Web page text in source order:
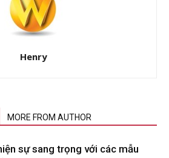
Henry
MORE FROM AUTHOR
sự sang trọng với các mẫu